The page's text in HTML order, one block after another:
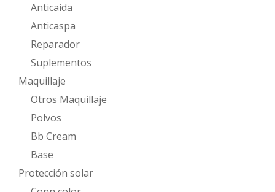
Anticaída
Anticaspa
Reparador
Suplementos
Maquillaje
Otros Maquillaje
Polvos
Bb Cream
Base
Protección solar